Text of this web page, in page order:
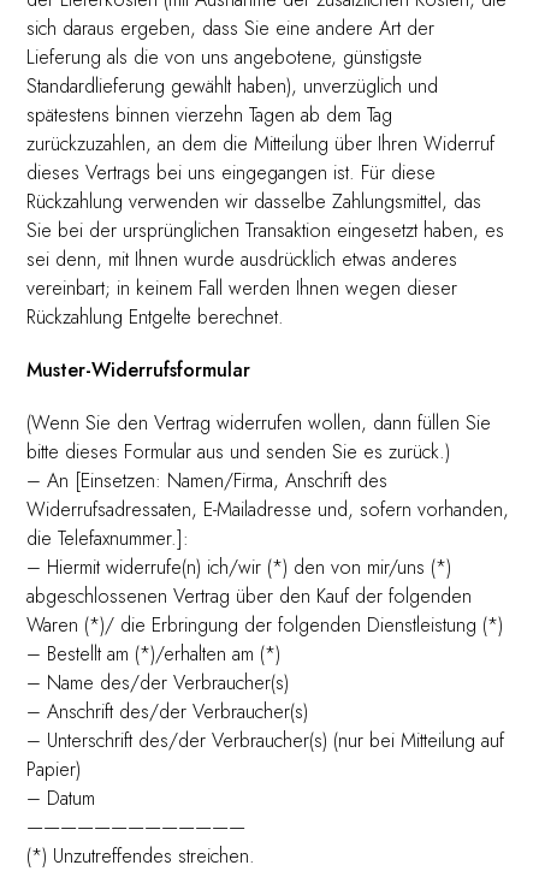
sich daraus ergeben, dass Sie eine andere Art der
Lieferung als die von uns angebotene, günstigste
Standardlieferung gewählt haben), unverzüglich und
spätestens binnen vierzehn Tagen ab dem Tag
zurückzuzahlen, an dem die Mitteilung über Ihren Widerruf
dieses Vertrags bei uns eingegangen ist. Für diese
Rückzahlung verwenden wir dasselbe Zahlungsmittel, das
Sie bei der ursprünglichen Transaktion eingesetzt haben, es
sei denn, mit Ihnen wurde ausdrücklich etwas anderes
vereinbart; in keinem Fall werden Ihnen wegen dieser
Rückzahlung Entgelte berechnet.
Muster-Widerrufsformular
(Wenn Sie den Vertrag widerrufen wollen, dann füllen Sie
bitte dieses Formular aus und senden Sie es zurück.)
– An [Einsetzen: Namen/Firma, Anschrift des
Widerrufsadressaten, E-Mailadresse und, sofern vorhanden,
die Telefaxnummer.]:
– Hiermit widerrufe(n) ich/wir (*) den von mir/uns (*)
abgeschlossenen Vertrag über den Kauf der folgenden
Waren (*)/ die Erbringung der folgenden Dienstleistung (*)
– Bestellt am (*)/erhalten am (*)
– Name des/der Verbraucher(s)
– Anschrift des/der Verbraucher(s)
– Unterschrift des/der Verbraucher(s) (nur bei Mitteilung auf
Papier)
– Datum
—————————————
(*) Unzutreffendes streichen.